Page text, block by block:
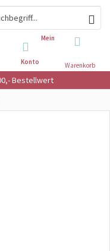
Bestellwert
Warenkorb
Mein
Konto